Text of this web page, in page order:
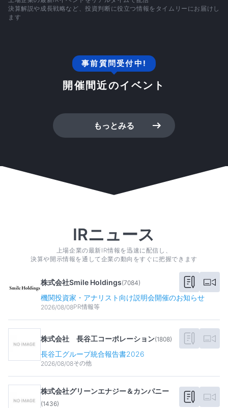
決算解説や成長戦略など、投資判断に役立つ情報をタイムリーにお届けし
ます
事前質問受付中!
開催間近のイベント
もっとみる
IRニュース
上場企業の最新IR情報を迅速に配信し、
決算や開示情報を通して企業の動向をすぐに把握できます
株式会社Smile Holdings(7084)
機関投資家・アナリスト向け説明会開催のお知らせ
2026/08/08PR情報等
株式会社 長谷工コーポレーション(1808)
長谷工グループ統合報告書2026
2026/08/08その他
株式会社グリーンエナジー＆カンパニー
(1436)